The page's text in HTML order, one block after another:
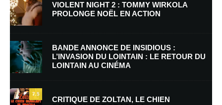
Nom*
E-mail* Site web
VIOLENT NIGHT 2 : TOMMY WIRKOLA
PROLONGE NOËL EN ACTION
BANDE ANNONCE DE INSIDIOUS :
L’INVASION DU LOINTAIN : LE RETOUR DU
LOINTAIN AU CINÉMA
7.5
CRITIQUE DE ZOLTAN, LE CHIEN